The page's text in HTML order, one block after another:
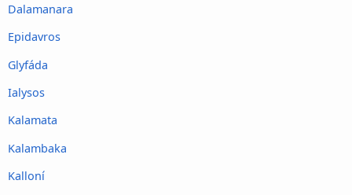
Dalamanara
Epidavros
Glyfáda
Ialysos
Kalamata
Kalambaka
Kalloní